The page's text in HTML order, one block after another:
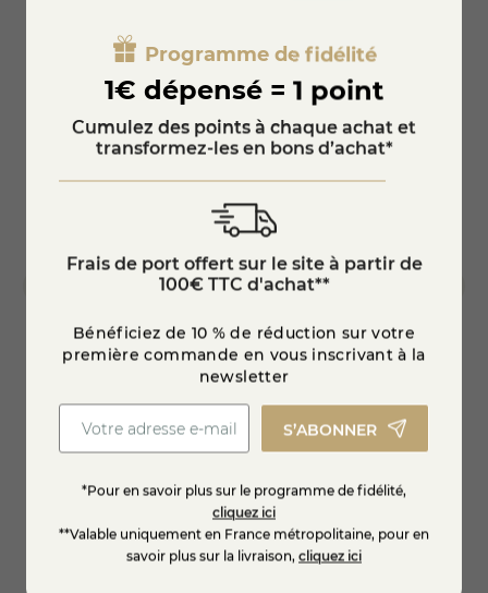
Plateau fromages "L'orgueil"
Ajouter au panier
Programme de fidélité
1€ dépensé = 1 point
Cumulez des points à chaque achat et
transformez-les en bons d’achat*
Frais de port offert sur le site à partir de
100€ TTC d'achat**
Bénéficiez de 10 % de réduction sur votre
première commande en vous inscrivant à la
newsletter
S’ABONNER
*Pour en savoir plus sur le programme de fidélité,
cliquez ici
**Valable uniquement en France métropolitaine, pour en
savoir plus sur la livraison, cliquez ici